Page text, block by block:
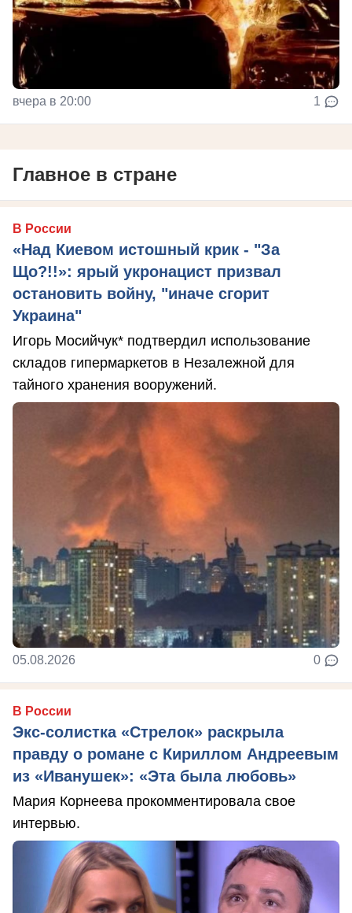
вчера в 20:00 1
Главное в стране
В России
«Над Киевом истошный крик - "За
Що?!!»: ярый укронацист призвал
остановить войну, "иначе сгорит
Украина"
Игорь Мосийчук* подтвердил использование
складов гипермаркетов в Незалежной для
тайного хранения вооружений.
05.08.2026 0
В России
Экс-солистка «Стрелок» раскрыла
правду о романе с Кириллом Андреевым
из «Иванушек»: «Эта была любовь»
Мария Корнеева прокомментировала свое
интервью.